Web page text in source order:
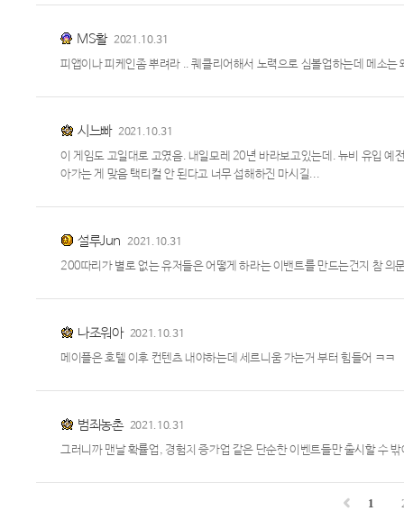
MS활 2021.10.31
피앱이나 피케인좀 뿌려라 .. 퀘클리어해서 노력으로 심볼업하는데 메소
시느빠 2021.10.31
이 게임도 고일대로 고였음. 내일모레 20년 바라보고있는데. 뉴비 유입 예
아가는 게 맞음 택티컬 안 된다고 너무 섭해하진 마시길...
설루Jun 2021.10.31
200따리가 별로 없는 유저들은 어떻게 하라는 이밴트를 만드는건지 참 의
나조워아 2021.10.31
메이플은 호텔 이후 컨텐츠 내야하는데 세르니움 가는거 부터 힘들어 ㅋㅋ
범죄농촌 2021.10.31
그러니까 맨날 확률업, 경험치 증가업 같은 단순한 이벤트들만 출시할 수
1